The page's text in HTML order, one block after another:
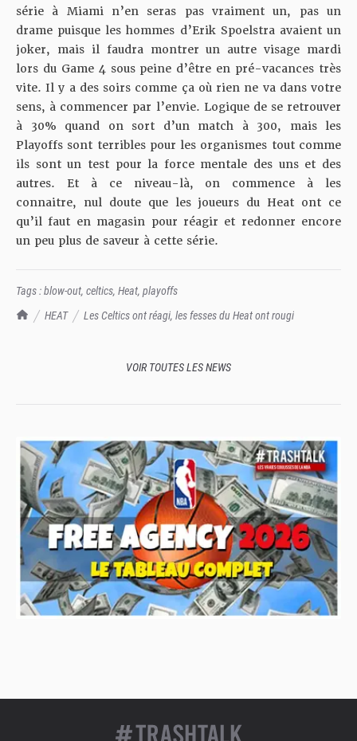
TrashTalk Actu NBA
HEAT Les Celtics ont réagi, les fesses du Heat ont rougi
série à Miami n’en seras pas vraiment un, pas un
drame puisque les hommes d’Erik Spoelstra avaient un
joker, mais il faudra montrer un autre visage mardi
lors du Game 4 sous peine d’être en pré-vacances très
vite. Il y a des soirs comme ça où rien ne va dans votre
sens, à commencer par l’envie. Logique de se retrouver
à 30% quand on sort d’un match à 300, mais les
Playoffs sont terribles pour les organismes tout comme
ils sont un test pour la force mentale des uns et des
autres. Et à ce niveau-là, on commence à les
connaitre, nul doute que les joueurs du Heat ont ce
qu’il faut en magasin pour réagir et redonner encore
un peu plus de saveur à cette série.
Tags :blow-out, celtics, Heat, playoffs
VOIR TOUTES LES NEWS